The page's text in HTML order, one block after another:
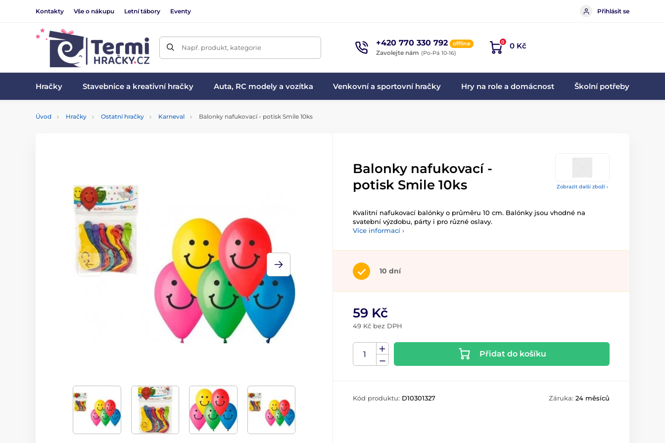
Kontakty Vše o nákupu Letní tábory Eventy Přihlásit se
Např. produkt, kategorie +420 770 330 792 offline
Zavolejte nám (Po-Pá 10-16)
0 0 Kč
Hračky Stavebnice a kreativní hračky Auta, RC modely a vozítka Venkovní a sportovní hračky Hry na role a domácnost Školní potřeby
Úvod Hračky Ostatní hračky Karneval Balonky nafukovací - potisk Smile 10ks
Zobrazit další zboží ›
Balonky nafukovací -
potisk Smile 10ks
Kvalitní nafukovací balónky o průměru 10 cm. Balónky jsou vhodné na
svatební výzdobu, párty i pro různé oslavy.
Více informací ›
10 dní
59 Kč
49 Kč bez DPH
Přidat do košíku
Kód produktu: D10301327 Záruka: 24 měsíců